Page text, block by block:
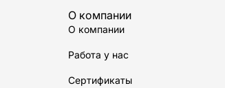
О компании
О компании
Работа у нас
Сертификаты